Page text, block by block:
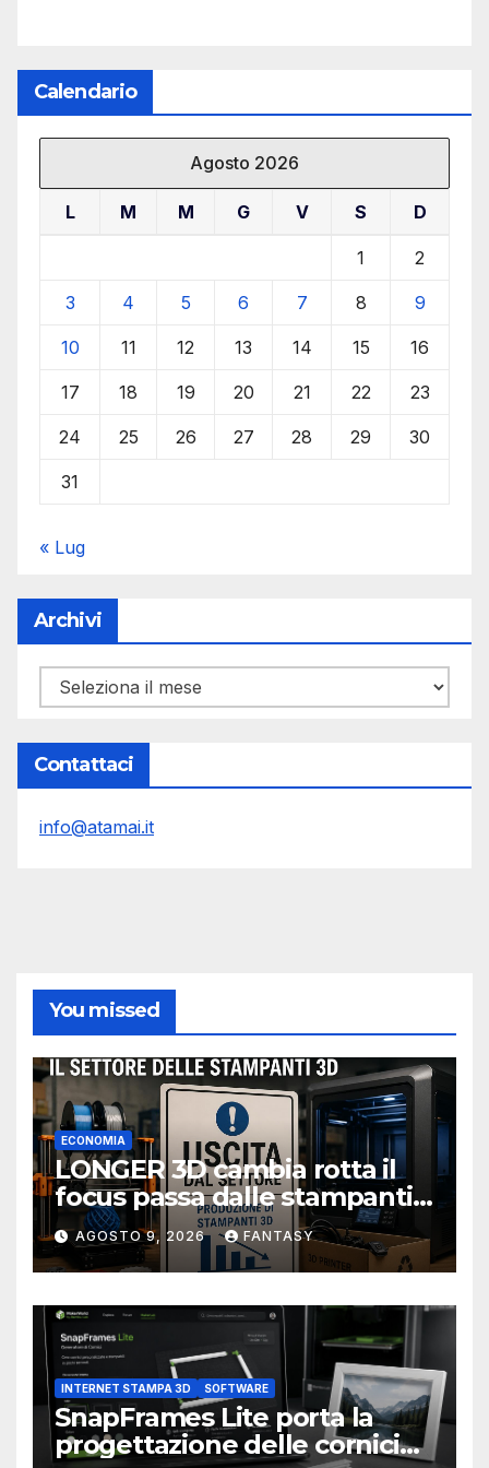
Calendario
Agosto 2026
L M M G V S D
1 2
3 4 5 6 7 8 9
10 11 12 13 14 15 16
17 18 19 20 21 22 23
24 25 26 27 28 29 30
31
« Lug
Archivi
Archivi
Contattaci
info@atamai.it
You missed
ECONOMIA
LONGER 3D cambia rotta il
focus passa dalle stampanti
3D alla stampa UV?
AGOSTO 9, 2026 FANTASY
INTERNET STAMPA 3D SOFTWARE
SnapFrames Lite porta la
progettazione delle cornici